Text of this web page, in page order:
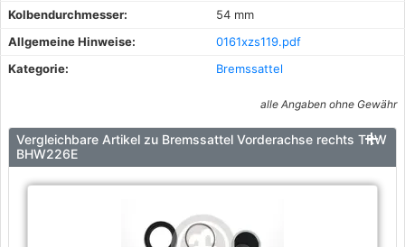
Kolbendurchmesser:
54 mm
Allgemeine Hinweise:
0161xzs119.pdf
Kategorie:
Bremssattel
alle Angaben ohne Gewähr
Vergleichbare Artikel zu Bremssattel Vorderachse rechts TRW
BHW226E